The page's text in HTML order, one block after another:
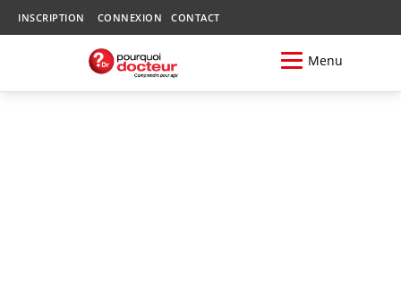
INSCRIPTION CONNEXION CONTACT
Menu